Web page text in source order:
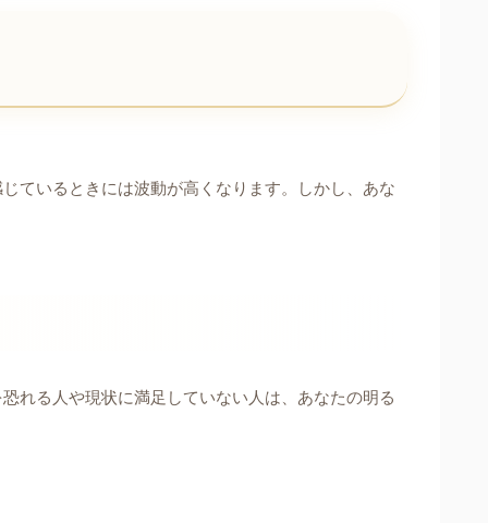
ているときには波動が高くなります。しかし、あな
れる人や現状に満足していない人は、あなたの明る